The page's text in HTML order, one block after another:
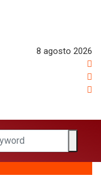
8 agosto 2026